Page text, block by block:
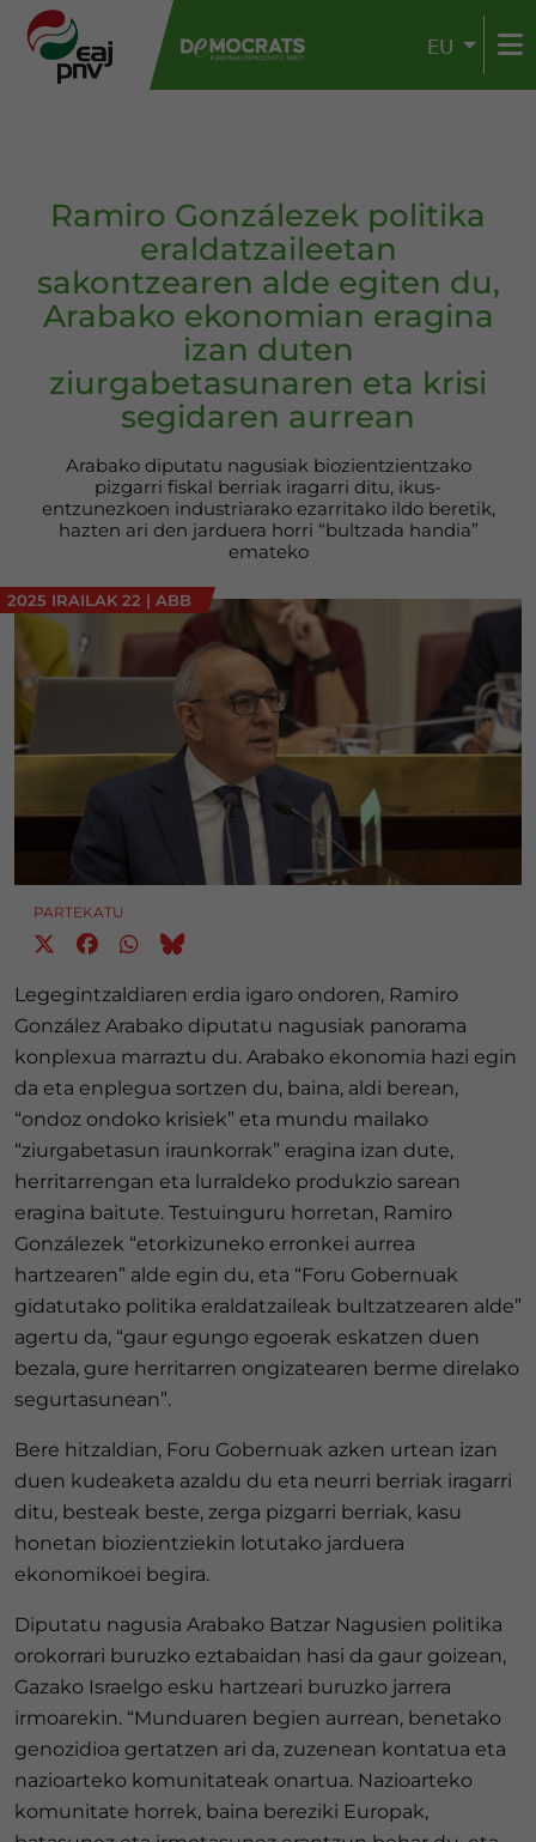
EU
Ramiro Gonzálezek politika
eraldatzaileetan
sakontzearen alde egiten du,
Arabako ekonomian eragina
izan duten
ziurgabetasunaren eta krisi
segidaren aurrean
Arabako diputatu nagusiak biozientzientzako
pizgarri fiskal berriak iragarri ditu, ikus-
entzunezkoen industriarako ezarritako ildo beretik,
hazten ari den jarduera horri “bultzada handia”
emateko
2025 IRAILAK 22 | ABB
PARTEKATU
Legegintzaldiaren erdia igaro ondoren, Ramiro
González Arabako diputatu nagusiak panorama
konplexua marraztu du. Arabako ekonomia hazi egin
da eta enplegua sortzen du, baina, aldi berean,
“ondoz ondoko krisiek” eta mundu mailako
“ziurgabetasun iraunkorrak” eragina izan dute,
herritarrengan eta lurraldeko produkzio sarean
eragina baitute. Testuinguru horretan, Ramiro
Gonzálezek “etorkizuneko erronkei aurrea
hartzearen” alde egin du, eta “Foru Gobernuak
gidatutako politika eraldatzaileak bultzatzearen alde”
agertu da, “gaur egungo egoerak eskatzen duen
bezala, gure herritarren ongizatearen berme direlako
segurtasunean”.
Bere hitzaldian, Foru Gobernuak azken urtean izan
duen kudeaketa azaldu du eta neurri berriak iragarri
ditu, besteak beste, zerga pizgarri berriak, kasu
honetan biozientziekin lotutako jarduera
ekonomikoei begira.
Diputatu nagusia Arabako Batzar Nagusien politika
orokorrari buruzko eztabaidan hasi da gaur goizean,
Gazako Israelgo esku hartzeari buruzko jarrera
irmoarekin. “Munduaren begien aurrean, benetako
genozidioa gertatzen ari da, zuzenean kontatua eta
nazioarteko komunitateak onartua. Nazioarteko
komunitate horrek, baina bereziki Europak,